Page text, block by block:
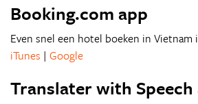
Booking.com app
Even snel een hotel boeken in Vietnam
iTunes | Google
Translater with Speech